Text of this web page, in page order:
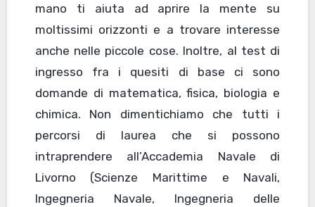
mano ti aiuta ad aprire la mente su
moltissimi orizzonti e a trovare interesse
anche nelle piccole cose. Inoltre, al test di
ingresso fra i quesiti di base ci sono
domande di matematica, fisica, biologia e
chimica. Non dimentichiamo che tutti i
percorsi di laurea che si possono
intraprendere all’Accademia Navale di
Livorno (Scienze Marittime e Navali,
Ingegneria Navale, Ingegneria delle